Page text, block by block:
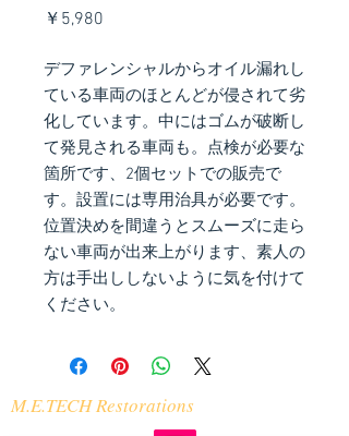
￥5,980
デファレンシャルからオイル漏れし
ている車両のほとんどが侵されて劣
化しています。中にはゴムが破断し
て発見される車両も。点検が必要な
箇所です、2個セットでの販売で
す。設置には専用治具が必要です。
位置決めを間違うとスムーズに走ら
ない車両が出来上がります、素人の
方は手出ししないように気を付けて
ください。
M.E.TECH Restorations